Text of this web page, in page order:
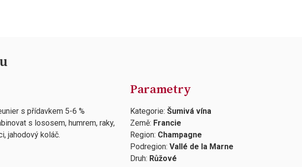
s přídavkem 5-6 %
s lososem, humrem, raky,
jahodový koláč.
Parametry
Kategorie: Šumivá vína
Země: Francie
Region: Champagne
Podregion: Vallé de la Marne
Druh: Růžové